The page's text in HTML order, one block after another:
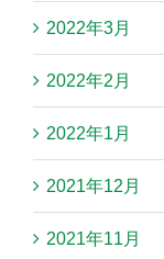
2022年3月
2022年2月
2022年1月
2021年12月
2021年11月